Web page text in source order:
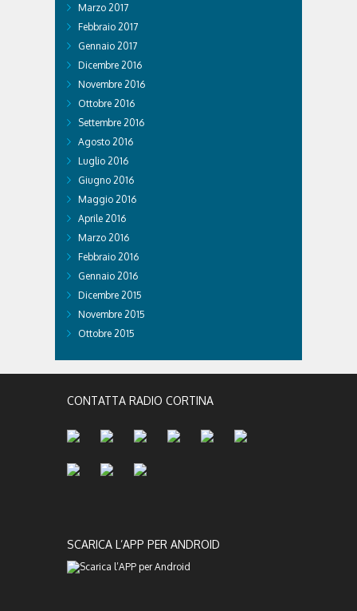
Marzo 2017
Febbraio 2017
Gennaio 2017
Dicembre 2016
Novembre 2016
Ottobre 2016
Settembre 2016
Agosto 2016
Luglio 2016
Giugno 2016
Maggio 2016
Aprile 2016
Marzo 2016
Febbraio 2016
Gennaio 2016
Dicembre 2015
Novembre 2015
Ottobre 2015
CONTATTA RADIO CORTINA
SCARICA L’APP PER ANDROID